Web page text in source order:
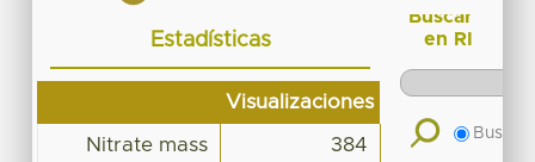
Estadísticas
Visualizaciones
Nitrate mass
384
Buscar
en RI
Buscar